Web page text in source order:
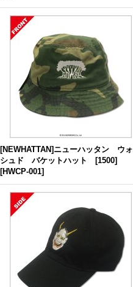
[NEWHATTAN]ニューハッタン ウ
シュド バケットハット [1500]
[HWCP-001]